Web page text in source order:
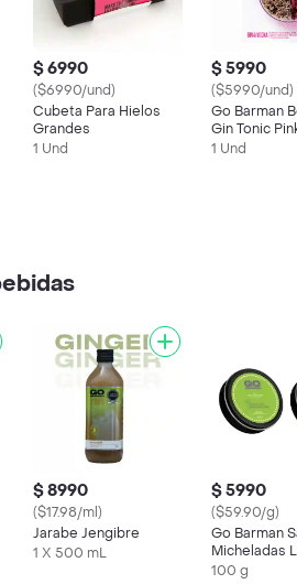
$ 6990
($6990/und)
Cubeta Para Hielos
Grandes
1 Und
$ 5990
($5990/und)
Go Barman
Gin Tonic
1 Und
$ 8990
($17.98/ml)
Jarabe Jengibre
1 X 500 mL
$ 5990
($59.90/g)
Go Barman
Micheladas
Margarita
100 g